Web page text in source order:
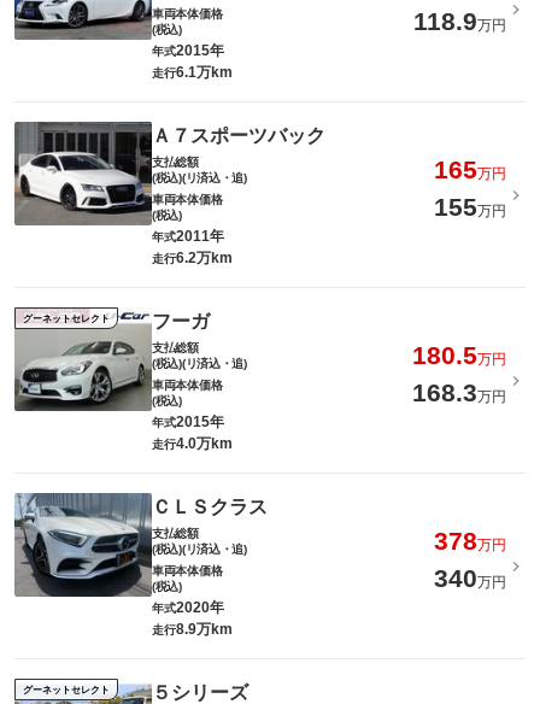
車両本体価格
(税込)
118.9万円
年式2015年
走行6.1万km
Ａ７スポーツバック
支払総額
(税込)(リ済込・追)
165万円
車両本体価格
(税込)
155万円
年式2011年
走行6.2万km
グーネットセレクト フーガ
支払総額
(税込)(リ済込・追)
180.5万円
車両本体価格
(税込)
168.3万円
年式2015年
走行4.0万km
ＣＬＳクラス
支払総額
(税込)(リ済込・追)
378万円
車両本体価格
(税込)
340万円
年式2020年
走行8.9万km
グーネットセレクト ５シリーズ